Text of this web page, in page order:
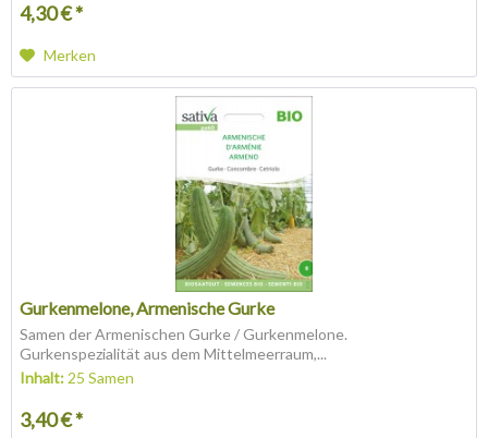
4,30 € *
Merken
Gurkenmelone, Armenische Gurke
Samen der Armenischen Gurke / Gurkenmelone.
Gurkenspezialität aus dem Mittelmeerraum,...
Inhalt: 25 Samen
3,40 € *